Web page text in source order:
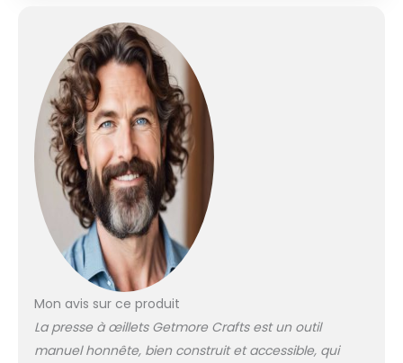
projet d'œillets. Il
n'est pas
nécessaire
d'acheter d'autres
outils ou
consommables. Ici,
vous avez tout
ensemble Contient :
presse à œillets, 1
outil à œillets DIN 10
Convient pour :
avec notre presse à
Mon avis sur ce produit
La presse à œillets Getmore Crafts est un outil
manuel honnête, bien construit et accessible, qui